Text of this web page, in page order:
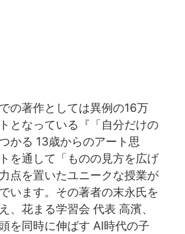
の著作としては異例の16万
となっている『「自分だけの
かる 13歳からのアート思
を通して「ものの見方を広げ
点を置いたユニークな授業が
います。その著者の末永氏を
、花まる学習会 代表 高濱、
を同時に伸ばす AI時代の子